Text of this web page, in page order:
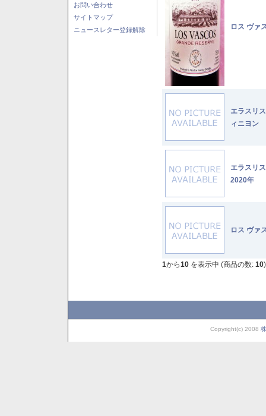
お問い合わせ
サイトマップ
ニュースレター登録解除
ロス ヴァ
エラスリ
ィニヨン
エラスリ
2020年
ロス ヴァ
1から10 を表示中 (商品の数: 10)
Copyright(c) 2008